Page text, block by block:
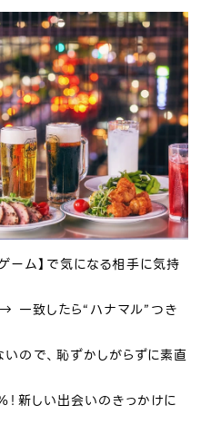
ーム】で気になる相手に気持
一致したら“ハナマル”つき
ので、恥ずかしがらずに素直
新しい出会いのきっかけに